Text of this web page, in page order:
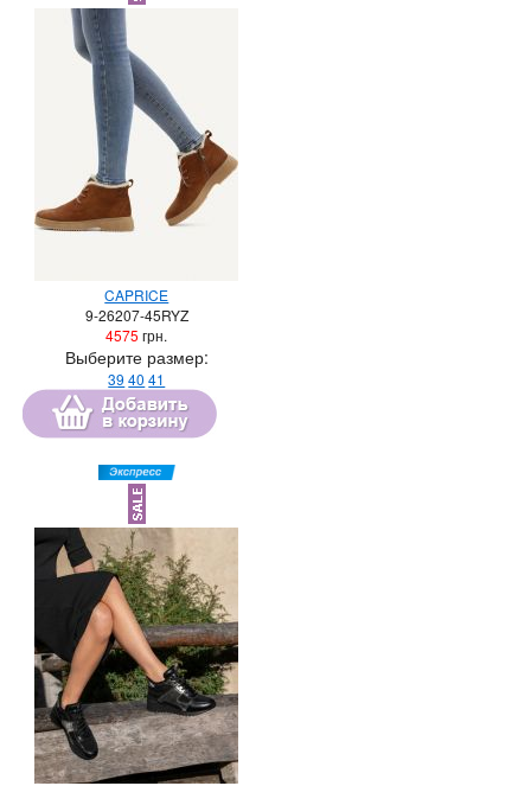
CAPRICE
9-26207-45RYZ
4575 грн.
Выберите размер:
39 40 41